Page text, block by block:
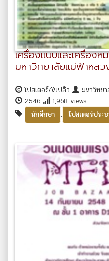
เครื่องแบบและเครื่อง
มหาวิทยาลัยแม่ฟ้าหลว
โปสเตอร์/ใบปลิว
มหาวิทย
2546
1,968 views
นักศึกษา
, โปสเตอร์ประ